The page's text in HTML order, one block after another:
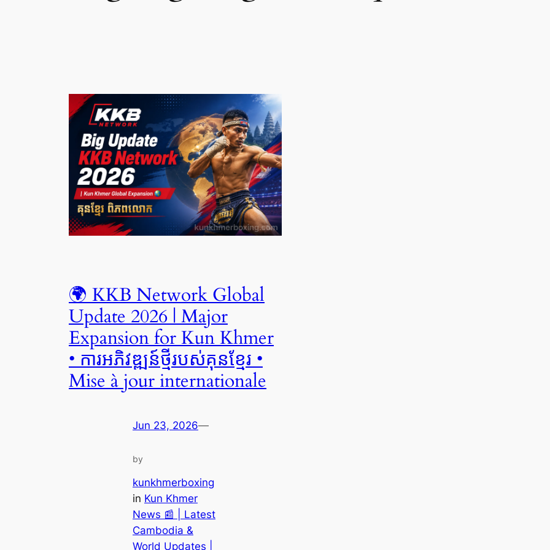
🌍 KKB Network Global
Update 2026 | Major
Expansion for Kun Khmer
• ការអភិវឌ្ឍន៍ថ្មីរបស់គុនខ្មែរ •
Mise à jour internationale
Jun 23, 2026—
by
kunkhmerboxing
in Kun Khmer
News 📰 | Latest
Cambodia &
World Updates |